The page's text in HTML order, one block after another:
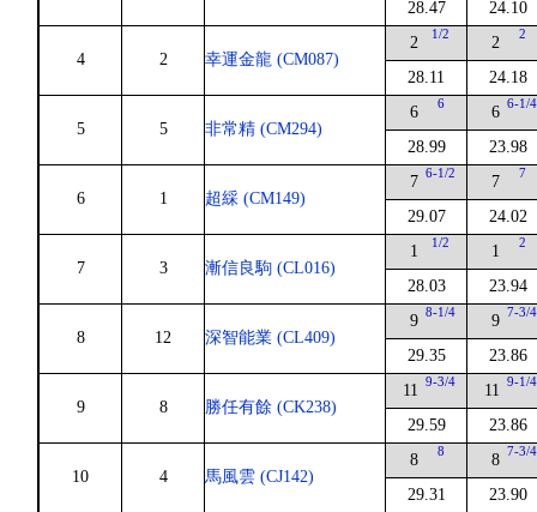
28.47 24.10
4 2 幸運金龍 (CM087)
2 1/2
28.11
2 2
24.18
5 5 非常精 (CM294)
6 6
28.99
6 6-1/4
23.98
6 1 超綵 (CM149)
7 6-1/2
29.07
7 7
24.02
7 3 漸信良駒 (CL016)
1 1/2
28.03
1 2
23.94
8 12 深智能業 (CL409)
9 8-1/4
29.35
9 7-3/4
23.86
9 8 勝任有餘 (CK238)
11 9-3/4
29.59
11 9-1/4
23.86
10 4 馬風雲 (CJ142)
8 8
29.31
8 7-3/4
23.90